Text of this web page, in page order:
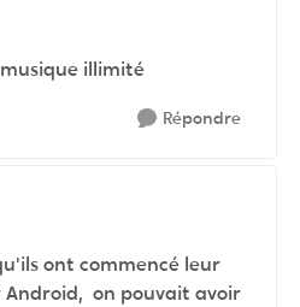
illimité
Répondre
ont commencé leur
on pouvait avoir